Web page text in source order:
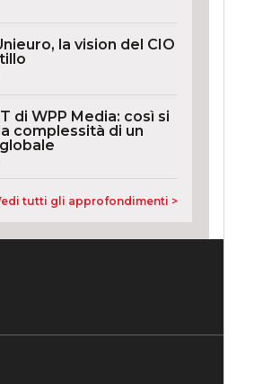
la vision del CIO
di WPP Media: così si
complessità di un
tutti gli approfondimenti >